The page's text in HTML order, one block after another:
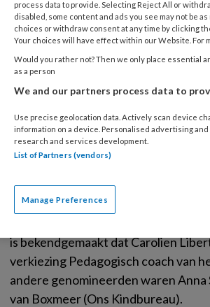
Werkgelegenheid (SZW). Dat
een ontmoeting met SZW-minister
waaraan ze vertelde over haar werk
coach. ‘We moeten mét elkaar
smeden voor de toekomst van de
14 SEPTEMBER 2022
het Jaar 2022!
is bekendgemaakt dat Carolien
verkiezing Pedagogisch coach van
andere genomineerden waren Anna
van Boxmeer (Ons Kindbureau).
process data to provide. Selecting Reject All or
disabled, some content and ads you see may not be
choices or withdraw consent at any time by clicking
Your choices will have effect within our Website. For
Would you rather not? Then we only place essential
as a person
We and our partners process data to
Use precise geolocation data. Actively scan device
information on a device. Personalised advertising
research and services development.
List of Partners (vendors)
Manage Preferences